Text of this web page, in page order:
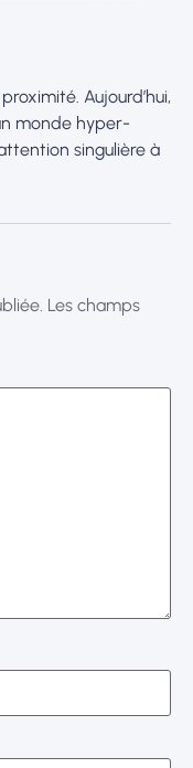
Aujourd’hui,
monde hyper-
singulière à
Les champs